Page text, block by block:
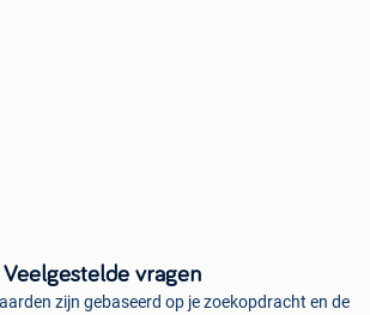
Veelgestelde vragen
zijn gebaseerd op je zoekopdracht en de